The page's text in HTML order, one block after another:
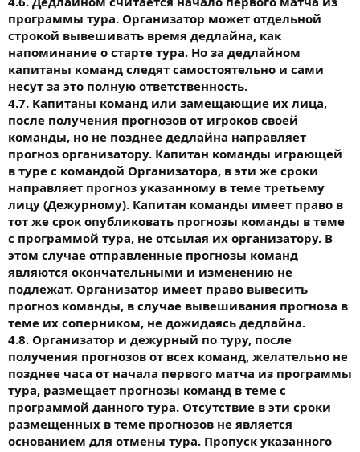
программы тура. Организатор может отдельной
строкой вывешивать время дедлайна, как
напоминание о старте тура. Но за дедлайном
капитаны команд следят самостоятельно и сами
несут за это полную ответственность.
4.7. Капитаны команд или замещающие их лица,
после получения прогнозов от игроков своей
команды, но не позднее дедлайна направляет
прогноз организатору. Капитан команды играющей
в туре с командой Организатора, в эти же сроки
направляет прогноз указанному в теме третьему
лицу (Дежурному). Капитан команды имеет право в
тот же срок опубликовать прогнозы команды в теме
с программой тура, не отсылая их организатору. В
этом случае отправленные прогнозы команд
являются окончательными и изменению не
подлежат. Организатор имеет право вывесить
прогноз команды, в случае вывешивания прогноза в
теме их соперником, не дожидаясь дедлайна.
4.8. Организатор и дежурный по туру, после
получения прогнозов от всех команд, желательно не
позднее часа от начала первого матча из программы
тура, размещает прогнозы команд в теме с
программой данного тура. Отсутствие в эти сроки
размещенных в теме прогнозов не является
основанием для отмены тура. Пропуск указанного